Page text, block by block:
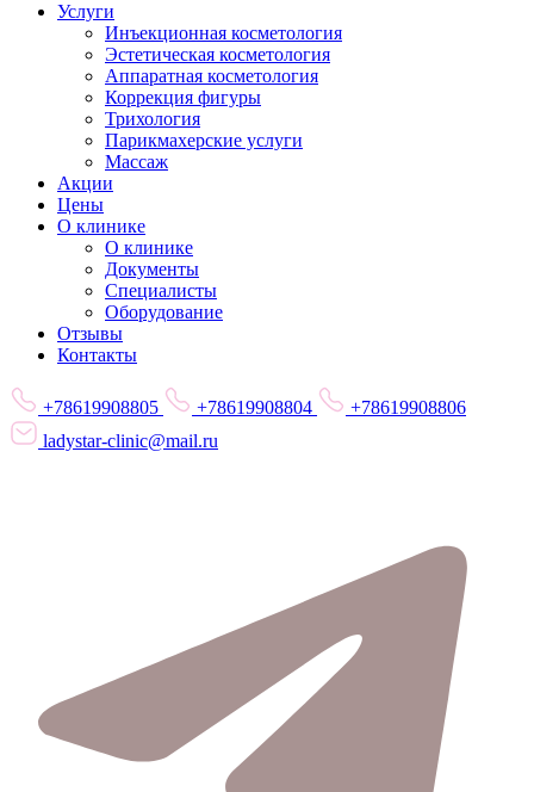
Услуги
Инъекционная косметология
Эстетическая косметология
Аппаратная косметология
Коррекция фигуры
Трихология
Парикмахерские услуги
Массаж
Акции
Цены
О клинике
О клинике
Документы
Специалисты
Оборудование
Отзывы
Контакты
+78619908805 +78619908804
+78619908806
ladystar-clinic@mail.ru